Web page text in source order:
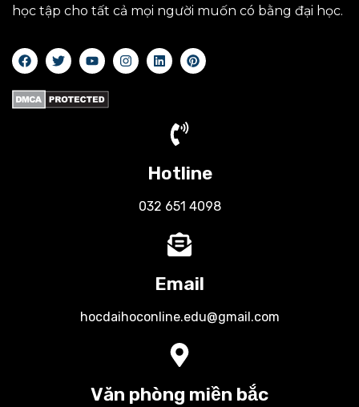
học tập cho tất cả mọi người muốn có bằng đại học.
Hotline
032 651 4098
Email
hocdaihoconline.edu@gmail.com
Văn phòng miền bắc